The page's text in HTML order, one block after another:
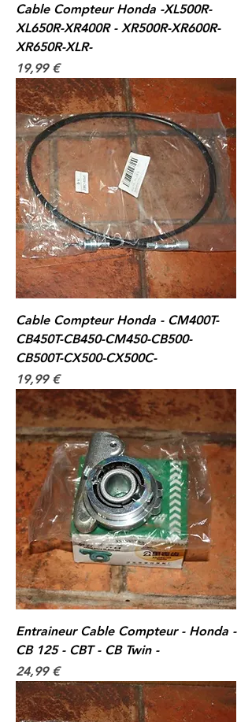
Cable Compteur Honda -XL500R-
XL650R-XR400R - XR500R-XR600R-
XR650R-XLR-
Prix
19,99 €
Cable Compteur Honda - CM400T-
CB450T-CB450-CM450-CB500-
CB500T-CX500-CX500C-
Prix
19,99 €
Entraineur Cable Compteur - Honda -
CB 125 - CBT - CB Twin -
Prix
24,99 €